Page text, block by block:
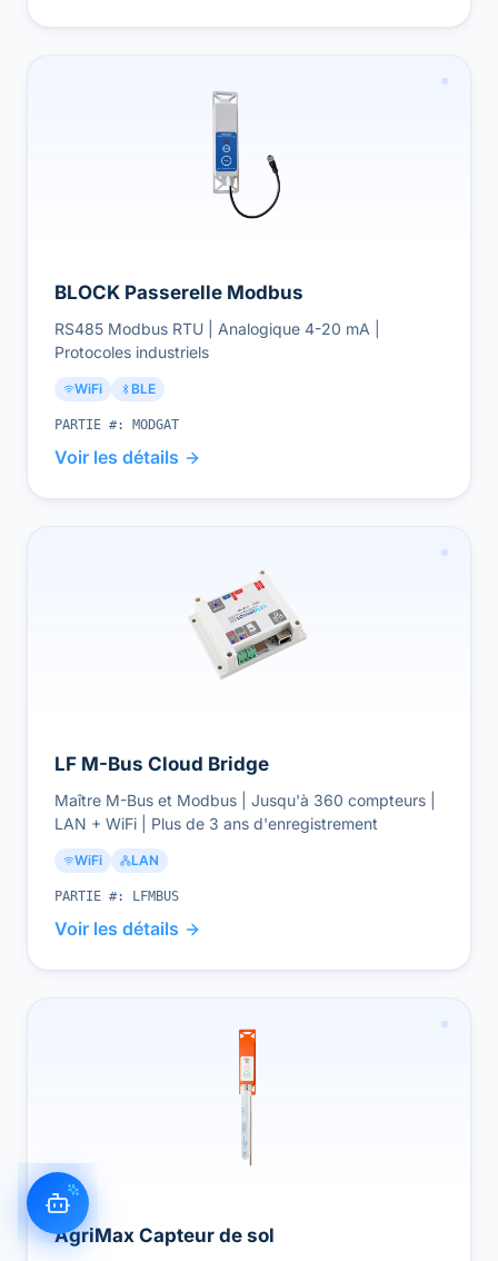
BLOCK Passerelle Modbus
RS485 Modbus RTU | Analogique 4-20 mA |
Protocoles industriels
WiFi BLE
PARTIE #: MODGAT
Voir les détails
LF M-Bus Cloud Bridge
Maître M-Bus et Modbus | Jusqu'à 360 compteurs |
LAN + WiFi | Plus de 3 ans d'enregistrement
WiFi LAN
PARTIE #: LFMBUS
Voir les détails
AgriMax Capteur de sol